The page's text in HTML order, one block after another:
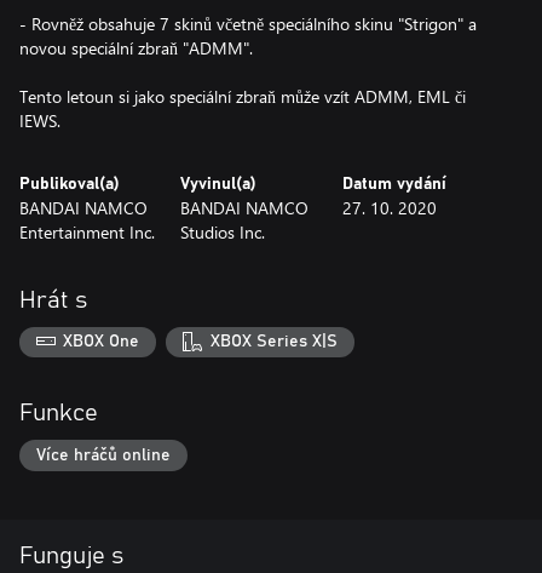
- Rovněž obsahuje 7 skinů včetně speciálního skinu "Strigon" a
novou speciální zbraň "ADMM".
Tento letoun si jako speciální zbraň může vzít ADMM, EML či
IEWS.
Publikoval(a)
BANDAI NAMCO
Entertainment Inc.
Vyvinul(a)
BANDAI NAMCO
Studios Inc.
Datum vydání
27. 10. 2020
Hrát s
XBOX One XBOX Series X|S
Funkce
Více hráčů online
Funguje s